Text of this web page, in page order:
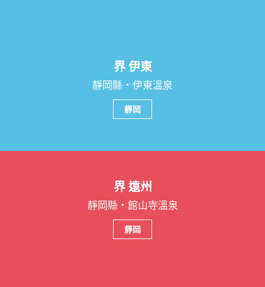
界 伊東
靜岡縣・伊東溫泉
靜岡
界 遠州
靜岡縣・館山寺溫泉
靜岡